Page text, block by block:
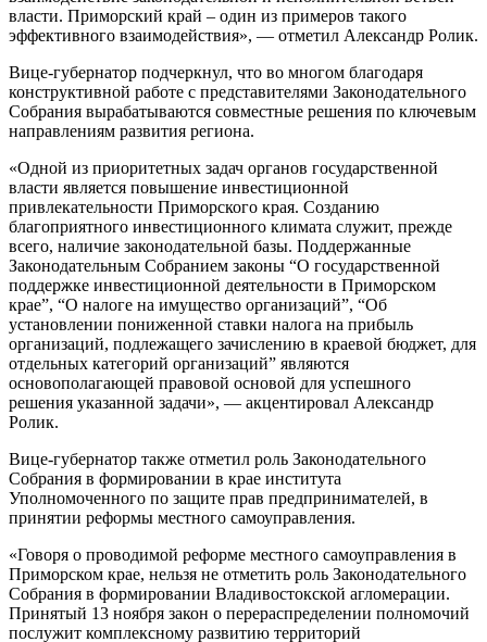
власти. Приморский край – один из примеров такого
эффективного взаимодействия», — отметил Александр Ролик.
Вице-губернатор подчеркнул, что во многом благодаря
конструктивной работе с представителями Законодательного
Собрания вырабатываются совместные решения по ключевым
направлениям развития региона.
«Одной из приоритетных задач органов государственной
власти является повышение инвестиционной
привлекательности Приморского края. Созданию
благоприятного инвестиционного климата служит, прежде
всего, наличие законодательной базы. Поддержанные
Законодательным Собранием законы “О государственной
поддержке инвестиционной деятельности в Приморском
крае”, “О налоге на имущество организаций”, “Об
установлении пониженной ставки налога на прибыль
организаций, подлежащего зачислению в краевой бюджет, для
отдельных категорий организаций” являются
основополагающей правовой основой для успешного
решения указанной задачи», — акцентировал Александр
Ролик.
Вице-губернатор также отметил роль Законодательного
Собрания в формировании в крае института
Уполномоченного по защите прав предпринимателей, в
принятии реформы местного самоуправления.
«Говоря о проводимой реформе местного самоуправления в
Приморском крае, нельзя не отметить роль Законодательного
Собрания в формировании Владивостокской агломерации.
Принятый 13 ноября закон о перераспределении полномочий
послужит комплексному развитию территорий